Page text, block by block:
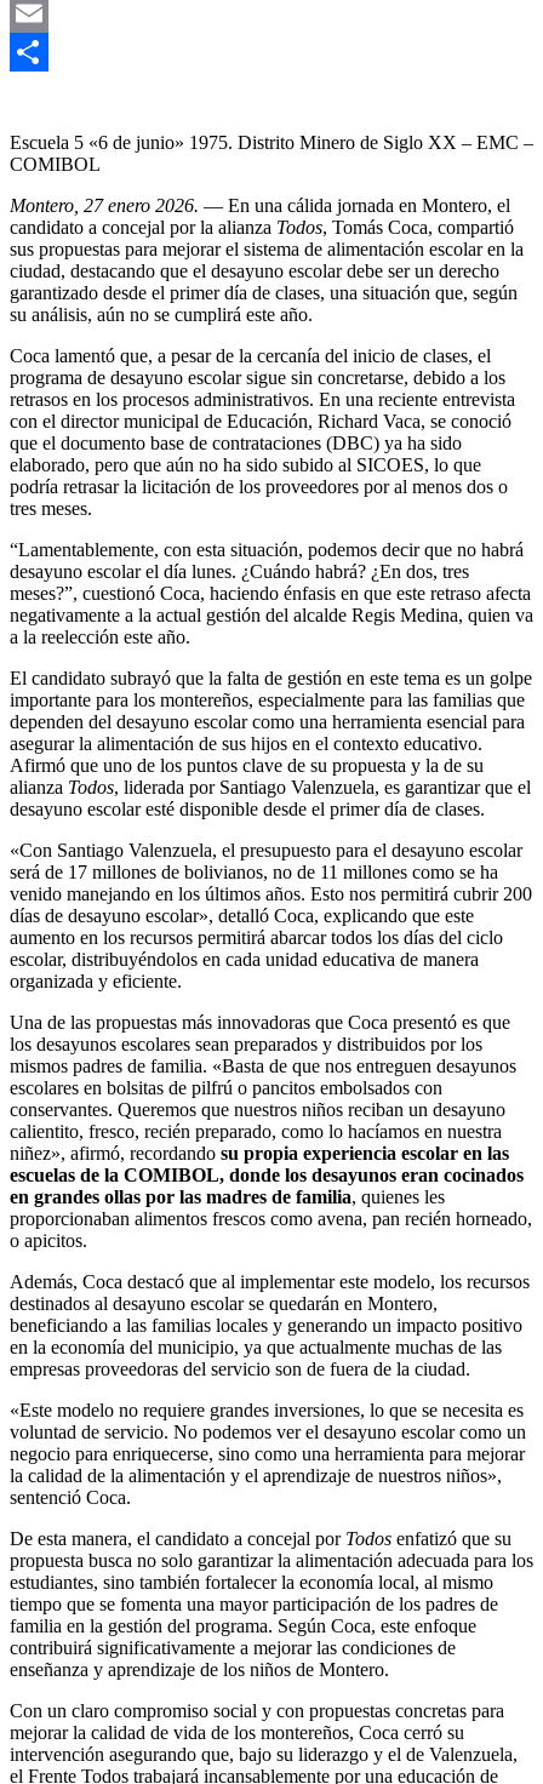
WhatsApp
Email
Escuela 5 «6 de junio» 1975. Distrito Minero de Siglo XX – EMC –
COMIBOL
Montero, 27 enero 2026. — En una cálida jornada en Montero, el
candidato a concejal por la alianza Todos, Tomás Coca, compartió
sus propuestas para mejorar el sistema de alimentación escolar en la
ciudad, destacando que el desayuno escolar debe ser un derecho
garantizado desde el primer día de clases, una situación que, según
su análisis, aún no se cumplirá este año.
Coca lamentó que, a pesar de la cercanía del inicio de clases, el
programa de desayuno escolar sigue sin concretarse, debido a los
retrasos en los procesos administrativos. En una reciente entrevista
con el director municipal de Educación, Richard Vaca, se conoció
que el documento base de contrataciones (DBC) ya ha sido
elaborado, pero que aún no ha sido subido al SICOES, lo que
podría retrasar la licitación de los proveedores por al menos dos o
tres meses.
“Lamentablemente, con esta situación, podemos decir que no habrá
desayuno escolar el día lunes. ¿Cuándo habrá? ¿En dos, tres
meses?”, cuestionó Coca, haciendo énfasis en que este retraso afecta
negativamente a la actual gestión del alcalde Regis Medina, quien va
a la reelección este año.
El candidato subrayó que la falta de gestión en este tema es un golpe
importante para los montereños, especialmente para las familias que
dependen del desayuno escolar como una herramienta esencial para
asegurar la alimentación de sus hijos en el contexto educativo.
Afirmó que uno de los puntos clave de su propuesta y la de su
alianza Todos, liderada por Santiago Valenzuela, es garantizar que el
desayuno escolar esté disponible desde el primer día de clases.
«Con Santiago Valenzuela, el presupuesto para el desayuno escolar
será de 17 millones de bolivianos, no de 11 millones como se ha
venido manejando en los últimos años. Esto nos permitirá cubrir 200
días de desayuno escolar», detalló Coca, explicando que este
aumento en los recursos permitirá abarcar todos los días del ciclo
escolar, distribuyéndolos en cada unidad educativa de manera
organizada y eficiente.
Una de las propuestas más innovadoras que Coca presentó es que
los desayunos escolares sean preparados y distribuidos por los
mismos padres de familia. «Basta de que nos entreguen desayunos
escolares en bolsitas de pilfrú o pancitos embolsados con
conservantes. Queremos que nuestros niños reciban un desayuno
calientito, fresco, recién preparado, como lo hacíamos en nuestra
niñez», afirmó, recordando su propia experiencia escolar en las
escuelas de la COMIBOL, donde los desayunos eran cocinados
en grandes ollas por las madres de familia, quienes les
proporcionaban alimentos frescos como avena, pan recién horneado,
o apicitos.
Además, Coca destacó que al implementar este modelo, los recursos
destinados al desayuno escolar se quedarán en Montero,
beneficiando a las familias locales y generando un impacto positivo
en la economía del municipio, ya que actualmente muchas de las
empresas proveedoras del servicio son de fuera de la ciudad.
«Este modelo no requiere grandes inversiones, lo que se necesita es
voluntad de servicio. No podemos ver el desayuno escolar como un
negocio para enriquecerse, sino como una herramienta para mejorar
la calidad de la alimentación y el aprendizaje de nuestros niños»,
sentenció Coca.
De esta manera, el candidato a concejal por Todos enfatizó que su
propuesta busca no solo garantizar la alimentación adecuada para los
estudiantes, sino también fortalecer la economía local, al mismo
tiempo que se fomenta una mayor participación de los padres de
familia en la gestión del programa. Según Coca, este enfoque
contribuirá significativamente a mejorar las condiciones de
enseñanza y aprendizaje de los niños de Montero.
Con un claro compromiso social y con propuestas concretas para
mejorar la calidad de vida de los montereños, Coca cerró su
intervención asegurando que, bajo su liderazgo y el de Valenzuela,
el Frente Todos trabajará incansablemente por una educación de